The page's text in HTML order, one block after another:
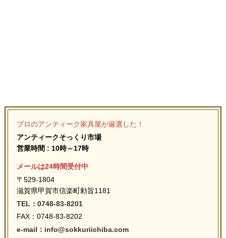
プロのアンティーク家具屋が厳選した！
アンティークそっくり市場
営業時間 : 10時～17時
メールは24時間受付中
〒529-1804
滋賀県甲賀市信楽町勅旨1181
TEL：0748-83-8201
FAX：0748-83-8202
e-mail：info@sokkuriichiba.com